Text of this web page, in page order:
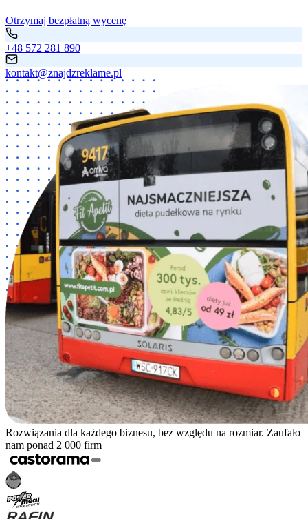
Otrzymaj bezpłatną wycenę
+48 572 281 890
kontakt@znajdzreklame.pl
Rozwiązania dla każdego biznesu, bez względu na rozmiar. Zaufało
nam ponad 2 000 firm